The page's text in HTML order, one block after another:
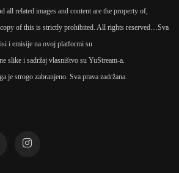
all related images and content are the property of,
of this is strictly prohibited. All rights reserved…Sva
i emisije na ovoj platformi su
slike i sadržaj vlasništvo su YuStream-a.
je strogo zabranjeno. Sva prava zadržana.